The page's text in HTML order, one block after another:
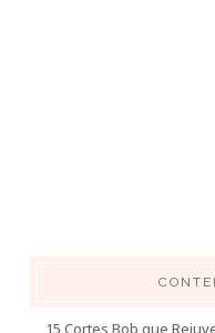
15 Cortes Bob que